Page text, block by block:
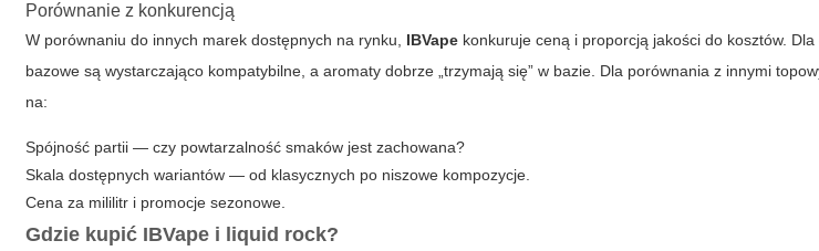
Porównanie z konkurencją
W porównaniu do innych marek dostępnych na rynku, IBVape konkuruje ceną i proporcją jakości do kosztów.
bazowe są wystarczająco kompatybilne, a aromaty dobrze „trzymają się” w bazie. Dla porównania z innymi
na:
Spójność partii — czy powtarzalność smaków jest zachowana?
Skala dostępnych wariantów — od klasycznych po niszowe kompozycje.
Cena za mililitr i promocje sezonowe.
Gdzie kupić IBVape i liquid rock?